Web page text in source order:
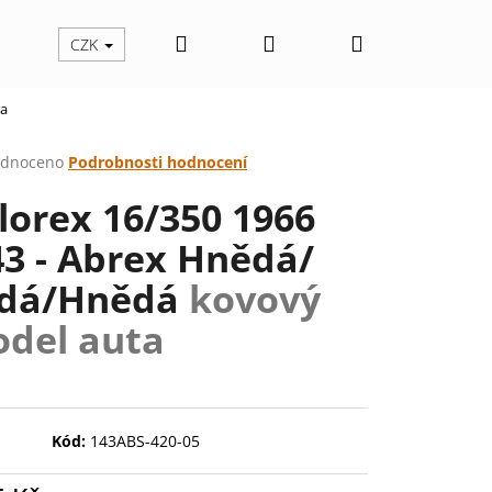
CZK Hledat PřihlášeníNákupní
Podrobnosti hodnocení
16/350 1966
- Abrex Hnědá/
Hnědá kovový
auta
Kód: 143ABS-420-05